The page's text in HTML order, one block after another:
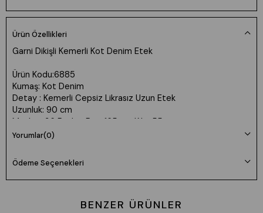
Ürün Özellikleri
Garni Dikişli Kemerli Kot Denim Etek
Ürün Kodu:6885
Kumaş: Kot Denim
Detay : Kemerli Cepsiz Likrasız Uzun Etek
Uzunluk: 90 cm
Manken 36 Beden Boy: 165 cm Kilo: 55
Marka : MissVina
Yorumlar(0)
Ödeme Seçenekleri
BENZER ÜRÜNLER